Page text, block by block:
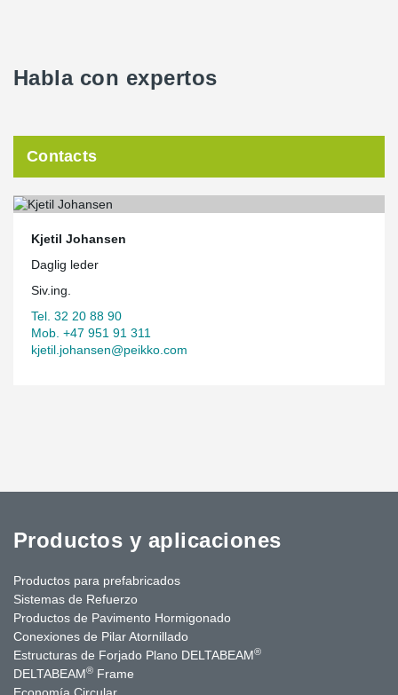
Habla con expertos
Contacts
Kjetil Johansen
Daglig leder
Siv.ing.
Tel. 32 20 88 90
Mob. +47 951 91 311
kjetil.johansen@peikko.com
Productos y aplicaciones
Productos para prefabricados
Sistemas de Refuerzo
Productos de Pavimento Hormigonado
Conexiones de Pilar Atornillado
Estructuras de Forjado Plano DELTABEAM®
DELTABEAM® Frame
Economía Circular